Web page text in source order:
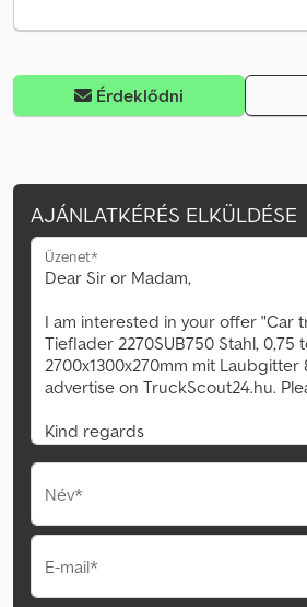
Érdeklődni
AJÁNLATKÉRÉS ELKÜLDÉSE
Üzenet*
Név*
E-mail*